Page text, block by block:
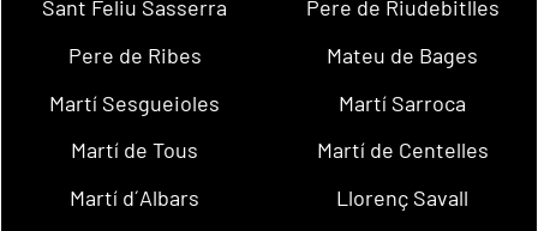
Sant Feliu Sasserra
Pere de Riudebitlles
Pere de Ribes
Mateu de Bages
Martí Sesgueioles
Martí Sarroca
Martí de Tous
Martí de Centelles
Martí d´Albars
Llorenç Savall